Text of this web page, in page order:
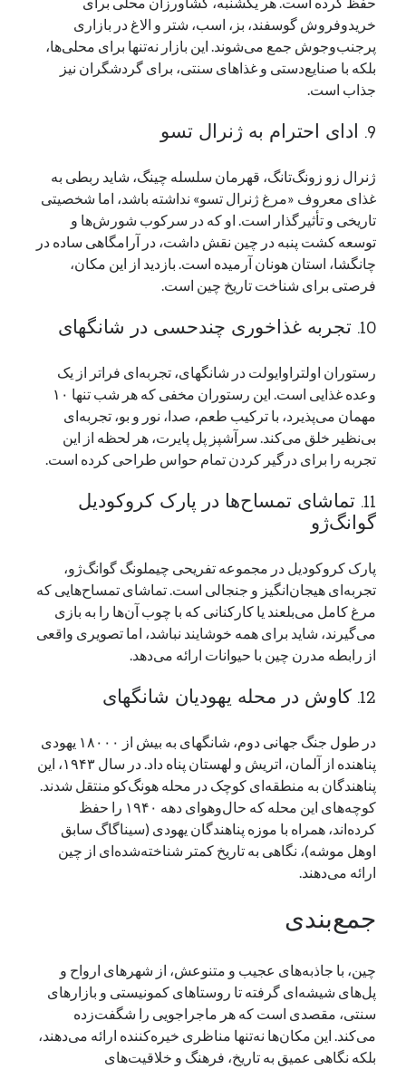
خریدوفروش گوسفند، بز، اسب، شتر و الاغ در بازاری
پرجنب‌وجوش جمع می‌شوند. این بازار نه‌تنها برای محلی‌ها،
بلکه با صنایع‌دستی و غذاهای سنتی، برای گردشگران نیز
جذاب است.
9. ادای احترام به ژنرال تسو
ژنرال زو زونگ‌تانگ، قهرمان سلسله چینگ، شاید ربطی به
غذای معروف «مرغ ژنرال تسو» نداشته باشد، اما شخصیتی
تاریخی و تأثیرگذار است. او که در سرکوب شورش‌ها و
توسعه کشت پنبه در چین نقش داشت، در آرامگاهی ساده در
چانگشا، استان هونان آرمیده است. بازدید از این مکان،
فرصتی برای شناخت تاریخ چین است.
10. تجربه غذاخوری چندحسی در شانگهای
رستوران اولتراوایولت در شانگهای، تجربه‌ای فراتر از یک
وعده غذایی است. این رستوران مخفی که هر شب تنها ۱۰
مهمان می‌پذیرد، با ترکیب طعم، صدا، نور و بو، تجربه‌ای
بی‌نظیر خلق می‌کند. سرآشپز پل پایرت، هر لحظه از این
تجربه را برای درگیر کردن تمام حواس طراحی کرده است.
11. تماشای تمساح‌ها در پارک کروکودیل
گوانگ‌ژو
پارک کروکودیل در مجموعه تفریحی چیملونگ گوانگ‌ژو،
تجربه‌ای هیجان‌انگیز و جنجالی است. تماشای تمساح‌هایی که
مرغ کامل می‌بلعند یا کارکنانی که با چوب آن‌ها را به بازی
می‌گیرند، شاید برای همه خوشایند نباشد، اما تصویری واقعی
از رابطه مدرن چین با حیوانات ارائه می‌دهد.
12. کاوش در محله یهودیان شانگهای
در طول جنگ جهانی دوم، شانگهای به بیش از ۱۸۰۰۰ یهودی
پناهنده از آلمان، اتریش و لهستان پناه داد. در سال ۱۹۴۳، این
پناهندگان به منطقه‌ای کوچک در محله هونگ‌کو منتقل شدند.
کوچه‌های این محله که حال‌وهوای دهه ۱۹۴۰ را حفظ
کرده‌اند، همراه با موزه پناهندگان یهودی (سیناگاگ سابق
اوهل موشه)، نگاهی به تاریخ کمتر شناخته‌شده‌ای از چین
ارائه می‌دهند.
جمع‌بندی
چین، با جاذبه‌های عجیب و متنوعش، از شهرهای ارواح و
پل‌های شیشه‌ای گرفته تا روستاهای کمونیستی و بازارهای
سنتی، مقصدی است که هر ماجراجویی را شگفت‌زده
می‌کند. این مکان‌ها نه‌تنها مناظری خیره‌کننده ارائه می‌دهند،
بلکه نگاهی عمیق به تاریخ، فرهنگ و خلاقیت‌های